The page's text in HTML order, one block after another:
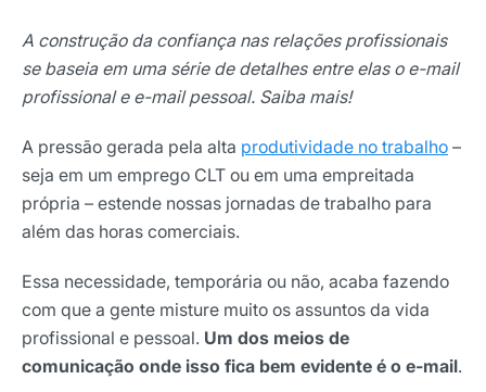
A construção da confiança nas relações profissionais
se baseia em uma série de detalhes entre elas o e-mail
profissional e e-mail pessoal. Saiba mais!
A pressão gerada pela alta produtividade no trabalho –
seja em um emprego CLT ou em uma empreitada
própria – estende nossas jornadas de trabalho para
além das horas comerciais.
Essa necessidade, temporária ou não, acaba fazendo
com que a gente misture muito os assuntos da vida
profissional e pessoal. Um dos meios de
comunicação onde isso fica bem evidente é o e-mail.